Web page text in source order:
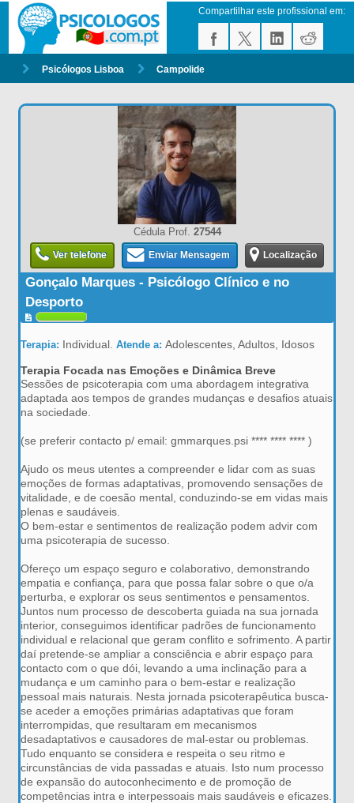
Compartilhar este profissional em:
Psicólogos Lisboa Campolide
Cédula Prof. 27544
Ver telefone Enviar Mensagem Localização
Gonçalo Marques - Psicólogo Clínico e no
Desporto
Terapia: Individual.Atende a:Adolescentes, Adultos, Idosos
Terapia Focada nas Emoções e Dinâmica Breve
Sessões de psicoterapia com uma abordagem integrativa
adaptada aos tempos de grandes mudanças e desafios atuais
na sociedade.
(se preferir contacto p/ email: gmmarques.psi **** **** **** )
Ajudo os meus utentes a compreender e lidar com as suas
emoções de formas adaptativas, promovendo sensações de
vitalidade, e de coesão mental, conduzindo-se em vidas mais
plenas e saudáveis.
O bem-estar e sentimentos de realização podem advir com
uma psicoterapia de sucesso.
Ofereço um espaço seguro e colaborativo, demonstrando
empatia e confiança, para que possa falar sobre o que o/a
perturba, e explorar os seus sentimentos e pensamentos.
Juntos num processo de descoberta guiada na sua jornada
interior, conseguimos identificar padrões de funcionamento
individual e relacional que geram conflito e sofrimento. A partir
daí pretende-se ampliar a consciência e abrir espaço para
contacto com o que dói, levando a uma inclinação para a
mudança e um caminho para o bem-estar e realização
pessoal mais naturais. Nesta jornada psicoterapêutica busca-
se aceder a emoções primárias adaptativas que foram
interrompidas, que resultaram em mecanismos
desadaptativos e causadores de mal-estar ou problemas.
Tudo enquanto se considera e respeita o seu ritmo e
circunstâncias de vida passadas e atuais. Isto num processo
de expansão do autoconhecimento e de promoção de
competências intra e interpessoais mais saudáveis e eficazes.